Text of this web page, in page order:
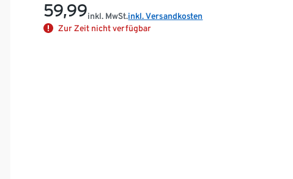
59,99inkl. MwSt.inkl. Versandkosten
Zur Zeit nicht verfügbar